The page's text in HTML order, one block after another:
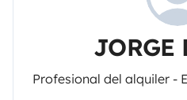
JORGE
Profesional del alquiler -